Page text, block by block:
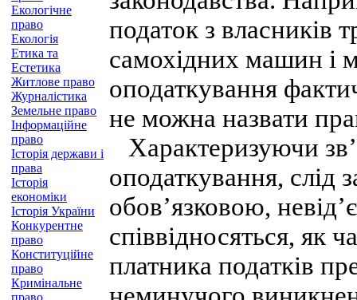
Екологічне
право
Екологія
Етика та
Естетика
Житлове право
Журналістика
Земельне право
Інформаційне
право
Історія держави і
права
Історія
економіки
Історія України
Конкурентне
право
Конституційне
право
Кримінальне
право
податок з власників
самохідних машин і
оподаткування
не можна назвати
Характеризуючи
оподаткування, слід
обов’язковою,
співвідносяться, як
платника податків